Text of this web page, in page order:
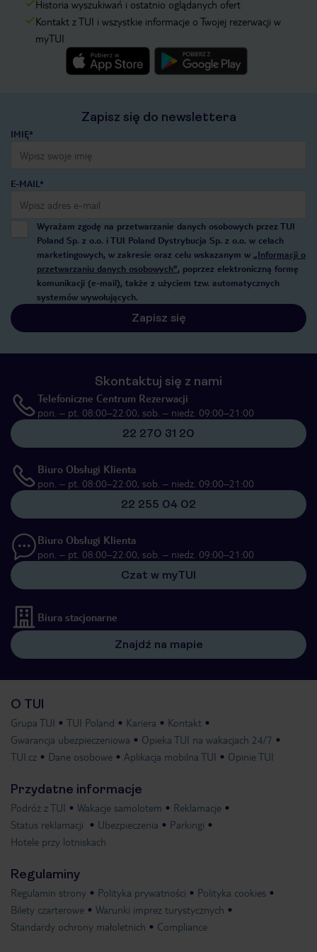
Historia wyszukiwań i ostatnio oglądanych ofert
Kontakt z TUI i wszystkie informacje o Twojej rezerwacji w
myTUI
Zapisz się do newslettera
IMIĘ*
E-MAIL*
Wyrażam zgodę na przetwarzanie danych osobowych przez TUI
Poland Sp. z o.o. i TUI Poland Dystrybucja Sp. z o.o. w celach
marketingowych, w zakresie oraz celu wskazanym w „Informacji o
przetwarzaniu danych osobowych”, poprzez elektroniczną formę
komunikacji (e-mail), także z użyciem tzw. automatycznych
systemów wywołujących.
Zapisz się
Skontaktuj się z nami
Telefoniczne Centrum Rezerwacji
pon. – pt. 08:00–22:00, sob. – niedz. 09:00–21:00
22 270 31 20
Biuro Obsługi Klienta
pon. – pt. 08:00–22:00, sob. – niedz. 09:00–21:00
22 255 04 02
Biuro Obsługi Klienta
pon. – pt. 08:00–22:00, sob. – niedz. 09:00–21:00
Czat w myTUI
Biura stacjonarne
Znajdź na mapie
O TUI
Grupa TUI TUI Poland Kariera
Kontakt
Gwarancja ubezpieczeniowa
Opieka TUI na wakacjach 24/7
TUI.cz
Dane osobowe Aplikacja mobilna TUI Opinie TUI
Przydatne informacje
Podróż z TUI Wakacje samolotem
Reklamacje
Status reklamacji
Ubezpieczenia
Parkingi
Hotele przy lotniskach
Regulaminy
Regulamin strony Polityka prywatności
Polityka cookies
Bilety czarterowe
Warunki imprez turystycznych
Standardy ochrony małoletnich
Compliance